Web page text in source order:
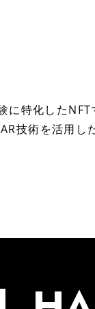
特化した
技術を活用